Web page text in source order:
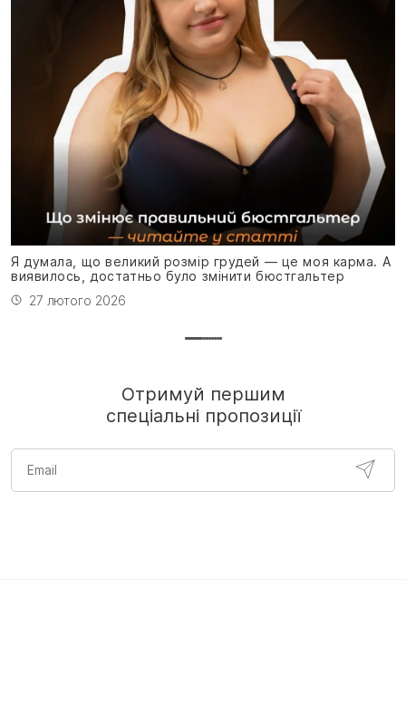
Я думала, що великий розмір грудей — це моя карма. А
виявилось, достатньо було змінити бюстгальтер
27 лютого 2026
Отримуй першим
спеціальні пропозиції